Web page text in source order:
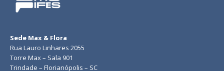
Sede Max & Flora
Rua Lauro Linhares 2055
Torre Max – Sala 901
Trindade – Florianópolis – SC